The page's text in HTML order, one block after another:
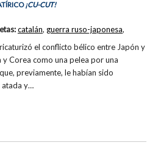
¡CU-CUT!
el conflicto bélico entre Japón y
Corea como una pelea por una
previamente, le habían sido
atada y…
catalán, guerra ruso-japonesa,